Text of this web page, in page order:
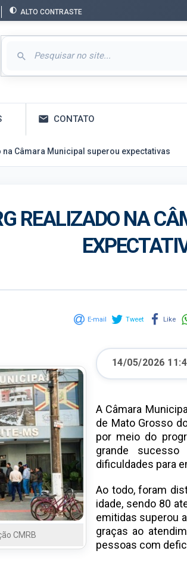
ALTO CONTRASTE
CONTATO
Câmara Municipal superou expectativas
REALIZADO NA
E-mail Tweet Like
CMRB
14/05/2026
A Câmara
de Mato Grosso
por meio do
grande
dificuldades para
Ao todo, foram
idade, sendo 80
emitidas superou
graças ao
pessoas com